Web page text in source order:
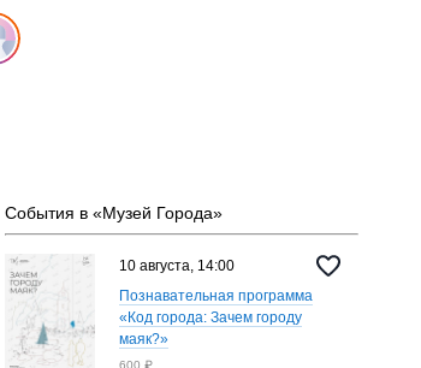
События в «Музей Города»
10 августа, 14:00
Познавательная программа
«Код города: Зачем городу
маяк?»
600 ₽